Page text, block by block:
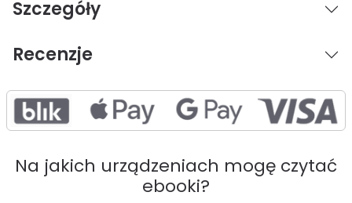
Szczegóły
Recenzje
Na jakich urządzeniach mogę czytać
ebooki?